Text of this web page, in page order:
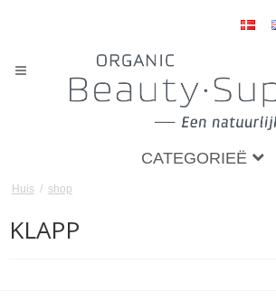
CATEGORIEË
Huis / shop
KLAPP